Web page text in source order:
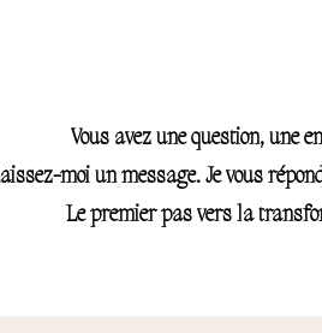
Vous avez une question, une
moi un message. Je vous
Le premier pas vers la